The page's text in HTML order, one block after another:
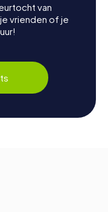
van
vrienden of je